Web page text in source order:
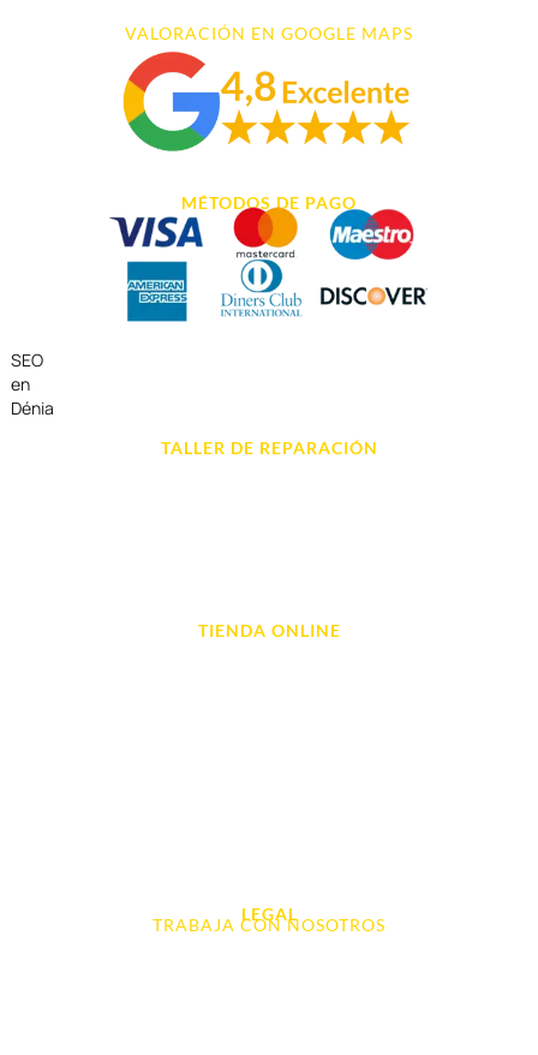
VALORACIÓN EN GOOGLE MAPS
MÉTODOS DE PAGO
SEO
en
Dénia
TALLER DE REPARACIÓN
TIENDA ONLINE
LEGAL
TRABAJA CON NOSOTROS